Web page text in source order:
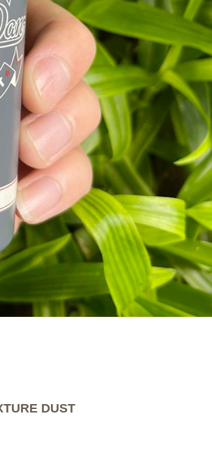
DUST